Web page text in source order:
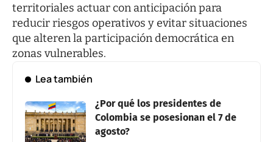
territoriales actuar con anticipación para
reducir riesgos operativos y evitar situaciones
que alteren la participación democrática en
zonas vulnerables.
Lea también
¿Por qué los presidentes de
Colombia se posesionan el 7 de
agosto?